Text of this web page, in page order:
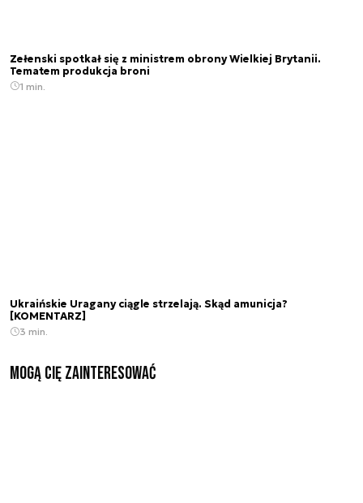
Zełenski spotkał się z ministrem obrony Wielkiej Brytanii.
Tematem produkcja broni
1 min.
Ukraińskie Uragany ciągle strzelają. Skąd amunicja?
[KOMENTARZ]
3 min.
Mogą Cię zainteresować